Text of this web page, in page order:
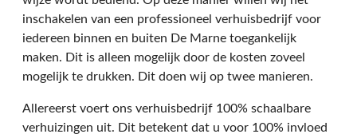
inschakelen van een professioneel verhuisbedrijf voor
iedereen binnen en buiten De Marne toegankelijk
maken. Dit is alleen mogelijk door de kosten zoveel
mogelijk te drukken. Dit doen wij op twee manieren.
Allereerst voert ons verhuisbedrijf 100% schaalbare
verhuizingen uit. Dit betekent dat u voor 100% invloed